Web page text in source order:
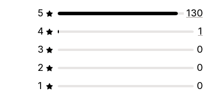
5
130
4
1
3
0
2
0
1
0